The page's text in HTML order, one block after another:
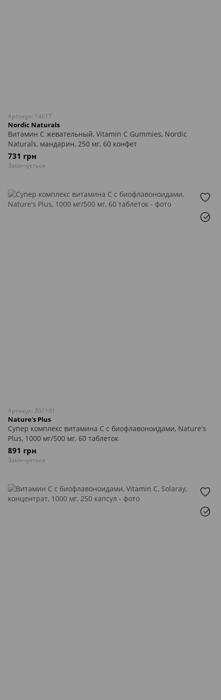
Артикул: 14617
Nordic Naturals
Витамин С жевательный, Vitamin C Gummies, Nordic
Naturals, мандарин, 250 мг, 60 конфет
731 грн
Закінчується
Артикул: Z07191
Nature's Plus
Супер комплекс витамина С с биофлавоноидами, Nature's
Plus, 1000 мг/500 мг, 60 таблеток
891 грн
Закінчується